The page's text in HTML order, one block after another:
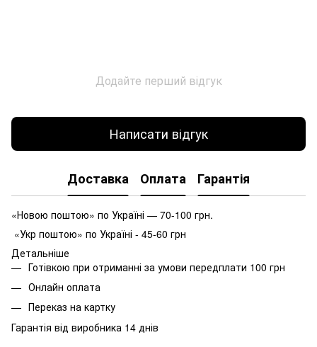
Додайте перший відгук
Написати відгук
Доставка Оплата Гарантія
«Новою поштою» по Україні — 70-100 грн.
«Укр поштою» по Україні - 45-60 грн
Детальніше
Готівкою при отриманні за умови передплати 100 грн
Онлайн оплата
Переказ на картку
Гарантія від виробника 14 днів